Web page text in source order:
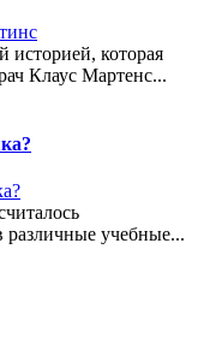
историей, которая
Клаус Мартенс...
учебные...